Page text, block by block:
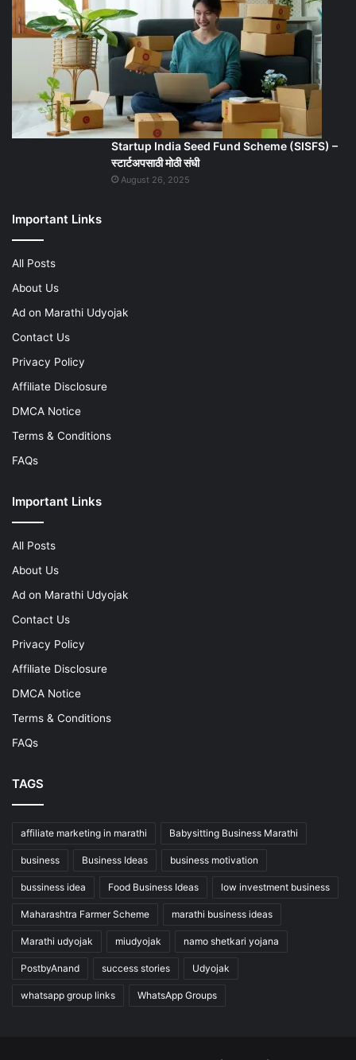
Startup India Seed Fund Scheme (SISFS) –
स्टार्टअपसाठी मोठी संधी
August 26, 2025
Important Links
All Posts
About Us
Ad on Marathi Udyojak
Contact Us
Privacy Policy
Affiliate Disclosure
DMCA Notice
Terms & Conditions
FAQs
Important Links
All Posts
About Us
Ad on Marathi Udyojak
Contact Us
Privacy Policy
Affiliate Disclosure
DMCA Notice
Terms & Conditions
FAQs
TAGS
affiliate marketing in marathi Babysitting Business Marathi
business Business Ideas business motivation
bussiness idea Food Business Ideas low investment business
Maharashtra Farmer Scheme marathi business ideas
Marathi udyojak miudyojak namo shetkari yojana
PostbyAnand success stories Udyojak
whatsapp group links WhatsApp Groups